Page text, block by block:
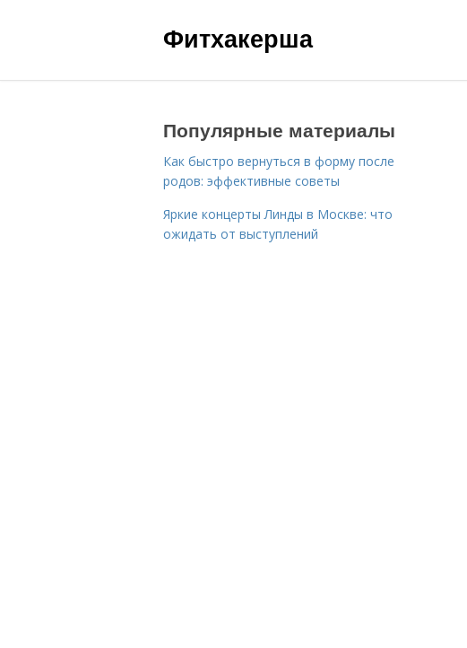
Фитхакерша
Популярные материалы
Как быстро вернуться в форму после
родов: эффективные советы
Яркие концерты Линды в Москве: что
ожидать от выступлений